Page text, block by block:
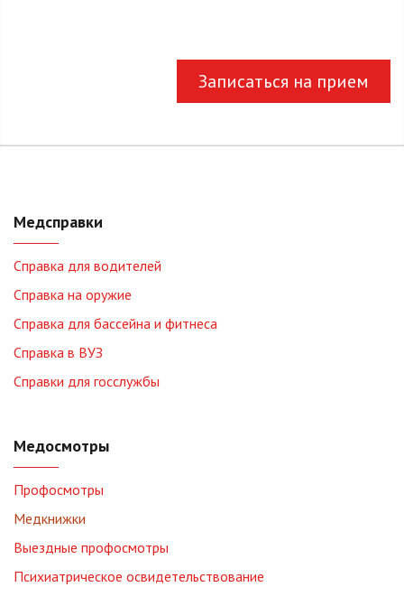
Записаться на прием
Медсправки
Справка для водителей
Справка на оружие
Справка для бассейна и фитнеса
Справка в ВУЗ
Справки для госслужбы
Медосмотры
Профосмотры
Медкнижки
Выездные профосмотры
Психиатрическое освидетельствование